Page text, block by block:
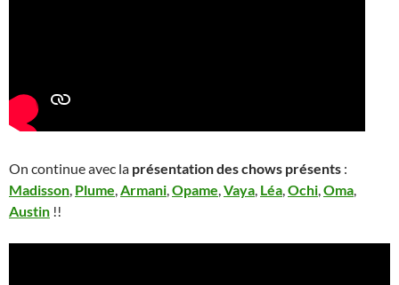
On continue avec la présentation des chows présents :
Madisson Plume Armani Opame Vaya Léa Ochi Oma
Austin !!